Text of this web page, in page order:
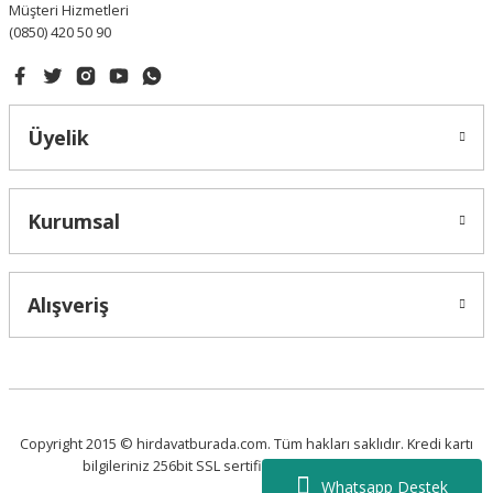
Whatsapp Destek
Müşteri Hizmetleri
(0850) 420 50 90
Üyelik
Kurumsal
Alışveriş
Copyright 2015 © hirdavatburada.com. Tüm hakları saklıdır. Kredi kartı
bilgileriniz 256bit SSL sertifikası ile korunmaktadır.